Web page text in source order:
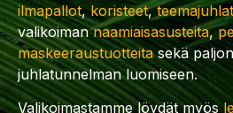
ilmapallot,koristeet,
valikoimannaamiaisasusteita,
maskeeraustuotteitasekä
juhlatunnelman luomiseen.
Valikoimastamme löydät myös